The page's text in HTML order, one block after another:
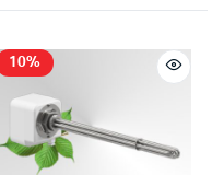
10%